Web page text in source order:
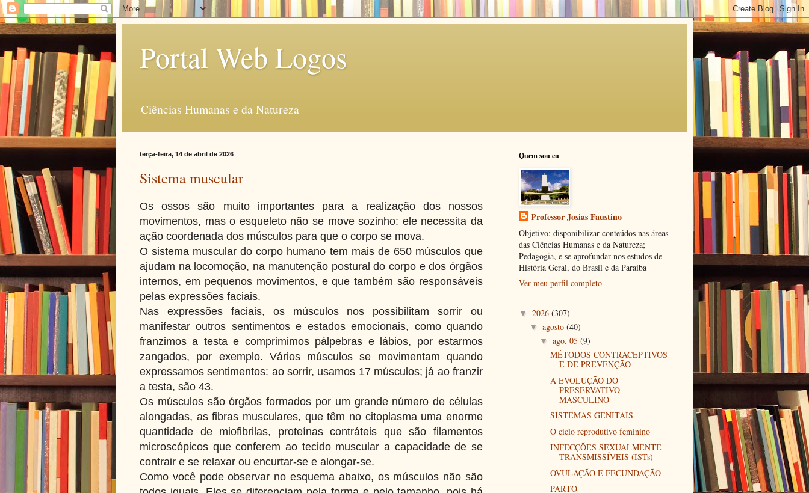
Portal Web Logos
Ciências Humanas e da Natureza
terça-feira, 14 de abril de 2026
Sistema muscular
Os ossos são muito importantes para a realização dos nossos
movimentos, mas o esqueleto não se move sozinho: ele necessita da
ação coordenada dos músculos para que o corpo se mova.
O sistema muscular do corpo humano tem mais de 650 músculos que
ajudam na locomoção, na manutenção postural do corpo e dos órgãos
internos, em pequenos movimentos, e que também são responsáveis
pelas expressões faciais.
Nas expressões faciais, os músculos nos possibilitam sorrir ou
manifestar outros sentimentos e estados emocionais, como quando
franzimos a testa e comprimimos pálpebras e lábios, por estarmos
zangados, por exemplo. Vários músculos se movimentam quando
expressamos sentimentos: ao sorrir, usamos 17 músculos; já ao franzir
a testa, são 43.
Os músculos são órgãos formados por um grande número de células
alongadas, as fibras musculares, que têm no citoplasma uma enorme
quantidade de miofibrilas, proteínas contráteis que são filamentos
microscópicos que conferem ao tecido muscular a capacidade de se
contrair e se relaxar ou encurtar-se e alongar-se.
Como você pode observar no esquema abaixo, os músculos não são
Quem sou eu
Professor Josias Faustino
Objetivo: disponibilizar conteúdos nas áreas
das Ciências Humanas e da Natureza;
Pedagogia, e se aprofundar nos estudos de
História Geral, do Brasil e da Paraíba
Ver meu perfil completo
▼ 2026 (307)
▼ agosto (40)
▼ ago. 05 (9)
MÉTODOS CONTRACEPTIVOS
E DE PREVENÇÃO
A EVOLUÇÃO DO
PRESERVATIVO
MASCULINO
SISTEMAS GENITAIS
O ciclo reprodutivo feminino
INFECÇÕES SEXUALMENTE
TRANSMISSÍVEIS (ISTs)
OVULAÇÃO E FECUNDAÇÃO
PARTO